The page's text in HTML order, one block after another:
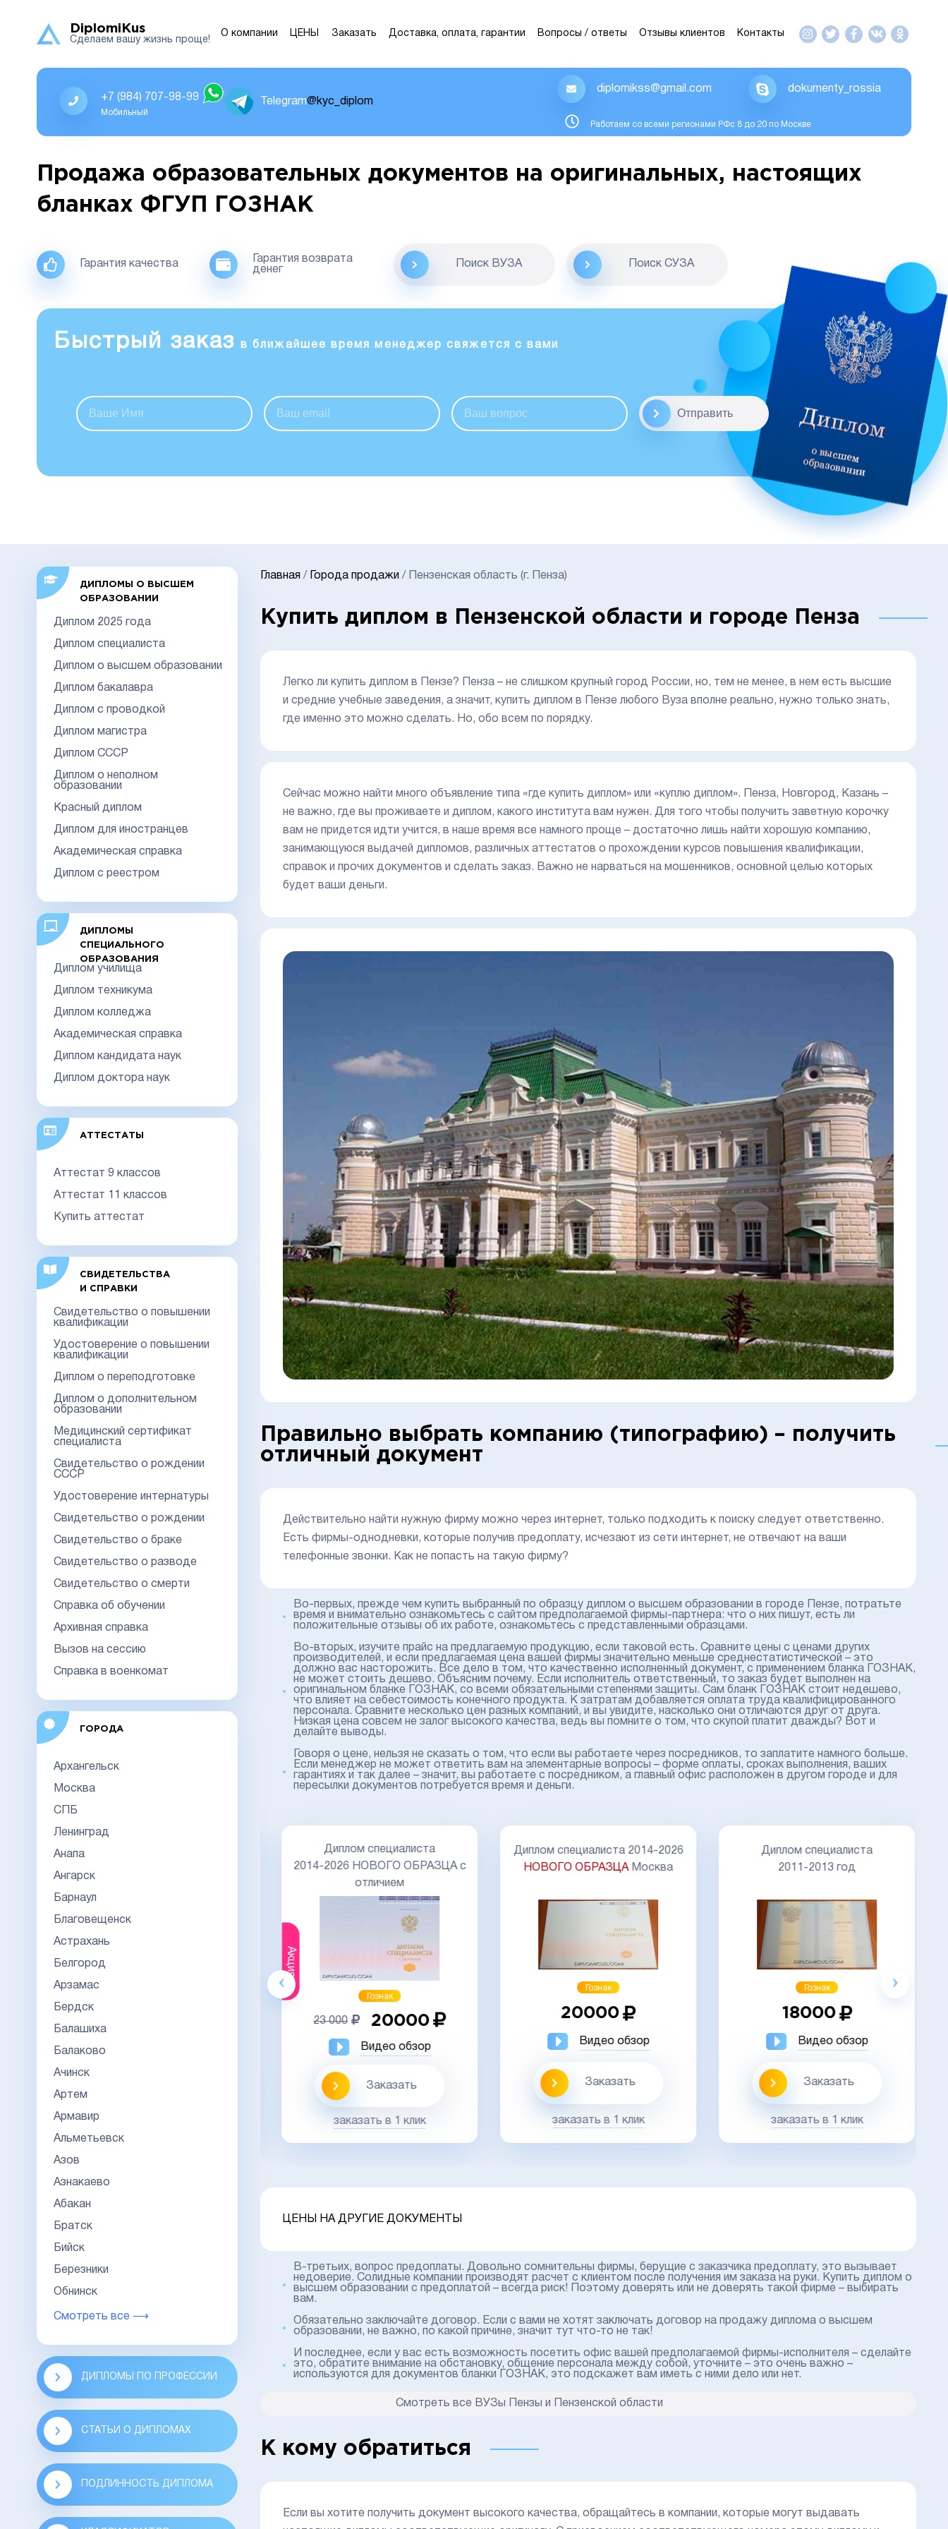
DiplomiKus
Сделаем вашу жизнь проще!
О компании ЦЕНЫ Заказать Доставка, оплата, гарантии Вопросы / ответы Отзывы клиентов Контакты
+7 (984) 707-98-99
Мобильный
Telegram@kyc_diplom
diplomikss@gmail.com dokumenty_rossia
Работаем со всеми регионами РФс 8 до 20 по Москве
Продажа образовательных документов на оригинальных, настоящих
бланках ФГУП ГОЗНАК
Гарантия качества
Гарантия возврата
денег
Поиск ВУЗА Поиск CУЗА
Быстрый заказ в ближайшее время менеджер свяжется с вами
Отправить
ДИПЛОМЫ О ВЫСШЕМ
ОБРАЗОВАНИИ
Диплом 2025 года
Диплом специалиста
Диплом о высшем образовании
Диплом бакалавра
Диплом с проводкой
Диплом магистра
Диплом СССР
Диплом о неполном
образовании
Красный диплом
Диплом для иностранцев
Академическая справка
Диплом с реестром
ДИПЛОМЫ
СПЕЦИАЛЬНОГО
ОБРАЗОВАНИЯ
Диплом училища
Диплом техникума
Диплом колледжа
Академическая справка
Диплом кандидата наук
Диплом доктора наук
АТТЕСТАТЫ
Аттестат 9 классов
Аттестат 11 классов
Купить аттестат
СВИДЕТЕЛЬСТВА
И СПРАВКИ
Свидетельство о повышении
квалификации
Удостоверение о повышении
квалификации
Диплом о переподготовке
Диплом о дополнительном
образовании
Медицинский сертификат
специалиста
Свидетельство о рождении
СССР
Удостоверение интернатуры
Свидетельство о рождении
Свидетельство о браке
Свидетельство о разводе
Свидетельство о смерти
Справка об обучении
Архивная справка
Вызов на сессию
Справка в военкомат
ГОРОДА
Архангельск
Москва
СПБ
Ленинград
Анапа
Ангарск
Барнаул
Благовещенск
Астрахань
Белгород
Арзамас
Бердск
Балашиха
Балаково
Ачинск
Артем
Армавир
Альметьевск
Азов
Азнакаево
Абакан
Братск
Бийск
Березники
Обнинск
Смотреть все ⟶
ДИПЛОМЫ ПО ПРОФЕССИИ
СТАТЬИ О ДИПЛОМАХ
ПОДЛИННОСТЬ ДИПЛОМА
Главная / Города продажи / Пензенская область (г. Пенза)
Купить диплом в Пензенской области и городе Пенза
Легко ли купить диплом в Пензе? Пенза – не слишком крупный город России, но, тем не менее, в нем есть высшие
и средние учебные заведения, а значит, купить диплом в Пензе любого Вуза вполне реально, нужно только знать,
где именно это можно сделать. Но, обо всем по порядку.
Сейчас можно найти много объявление типа «где купить диплом» или «куплю диплом». Пенза, Новгород, Казань –
не важно, где вы проживаете и диплом, какого института вам нужен. Для того чтобы получить заветную корочку
вам не придется идти учится, в наше время все намного проще – достаточно лишь найти хорошую компанию,
занимающуюся выдачей дипломов, различных аттестатов о прохождении курсов повышения квалификации,
справок и прочих документов и сделать заказ. Важно не нарваться на мошенников, основной целью которых
будет ваши деньги.
Правильно выбрать компанию (типографию) – получить
отличный документ
Действительно найти нужную фирму можно через интернет, только подходить к поиску следует ответственно.
Есть фирмы-однодневки, которые получив предоплату, исчезают из сети интернет, не отвечают на ваши
телефонные звонки. Как не попасть на такую фирму?
Во-первых, прежде чем купить выбранный по образцу диплом о высшем образовании в городе Пензе, потратьте
время и внимательно ознакомьтесь с сайтом предполагаемой фирмы-партнера: что о них пишут, есть ли
положительные отзывы об их работе, ознакомьтесь с представленными образцами.
Во-вторых, изучите прайс на предлагаемую продукцию, если таковой есть. Сравните цены с ценами других
производителей, и если предлагаемая цена вашей фирмы значительно меньше среднестатистической – это
должно вас насторожить. Все дело в том, что качественно исполненный документ, с применением бланка ГОЗНАК,
не может стоить дешево. Объясним почему. Если исполнитель ответственный, то заказ будет выполнен на
оригинальном бланке ГОЗНАК, со всеми обязательными степенями защиты. Сам бланк ГОЗНАК стоит недешево,
что влияет на себестоимость конечного продукта. К затратам добавляется оплата труда квалифицированного
персонала. Сравните несколько цен разных компаний, и вы увидите, насколько они отличаются друг от друга.
Низкая цена совсем не залог высокого качества, ведь вы помните о том, что скупой платит дважды? Вот и
делайте выводы.
Говоря о цене, нельзя не сказать о том, что если вы работаете через посредников, то заплатите намного больше.
Если менеджер не может ответить вам на элементарные вопросы – форме оплаты, сроках выполнения, ваших
гарантиях и так далее – значит, вы работаете с посредником, а главный офис расположен в другом городе и для
пересылки документов потребуется время и деньги.
Акция
Диплом специалиста 2014-2026
Диплом специалиста
2014-2026 НОВОГО ОБРАЗЦА с
отличием
Гознак
23 000 20000
Видео обзор
Заказать
заказать в 1 клик
Диплом специалиста 2014-2026
НОВОГО ОБРАЗЦАМосква
Гознак
20000
Видео обзор
Заказать
заказать в 1 клик
Диплом специалиста
2011-2013 год
Гознак
18000
Видео обзор
Заказать
заказать в 1 клик
ЦЕНЫ НА ДРУГИЕ ДОКУМЕНТЫ
В-третьих, вопрос предоплаты. Довольно сомнительны фирмы, берущие с заказчика предоплату, это вызывает
недоверие. Солидные компании производят расчет с клиентом после получения им заказа на руки. Купить диплом о
высшем образовании с предоплатой – всегда риск! Поэтому доверять или не доверять такой фирме – выбирать
вам.
Обязательно заключайте договор. Если с вами не хотят заключать договор на продажу диплома о высшем
образовании, не важно, по какой причине, значит тут что-то не так!
И последнее, если у вас есть возможность посетить офис вашей предполагаемой фирмы-исполнителя – сделайте
это, обратите внимание на обстановку, общение персонала между собой, уточните – это очень важно –
используются для документов бланки ГОЗНАК, это подскажет вам иметь с ними дело или нет.
Смотреть все ВУЗы Пензы и Пензенской области
К кому обратиться
Если вы хотите получить документ высокого качества, обращайтесь в компании, которые могут выдавать